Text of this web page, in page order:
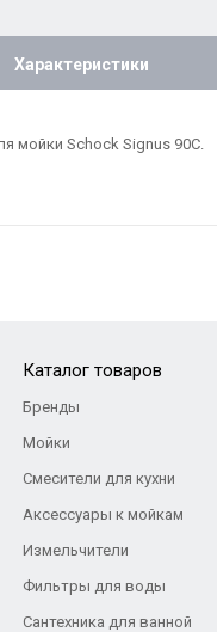
Характеристики
мойки Schock Signus 90C.
Каталог товаров
Бренды
Мойки
Смесители для кухни
Аксессуары к мойкам
Измельчители
Фильтры для воды
Сантехника для ванной